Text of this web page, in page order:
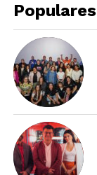
Populares